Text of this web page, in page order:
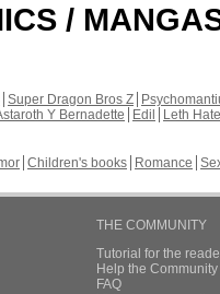
/
Super Dragon Bros Z
Y Bernadette Edil
Leth Hate
Children's books Romance
THE COMMUNITY
Tutorial for the
Help the
FAQ